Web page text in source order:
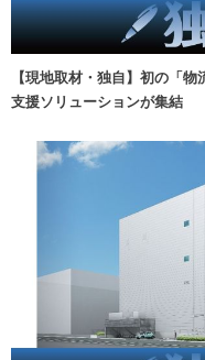
【現地取材・独自】初の「
支援ソリューションが集結